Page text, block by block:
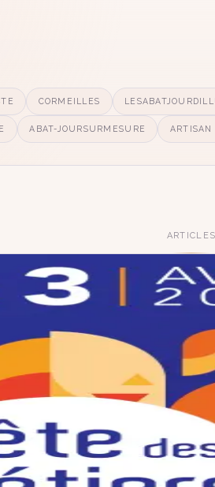
CORMEILLES
ABAT-JOURSURMESURE ARTISAN
ARTICLES